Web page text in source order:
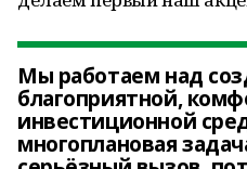
Мы работаем над
благоприятной,
инвестиционной
многоплановая